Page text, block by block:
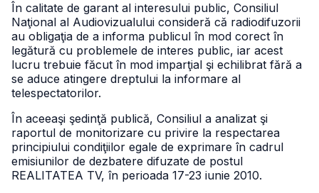
În calitate de garant al interesului public, Consiliul
Naţional al Audiovizualului consideră că radiodifuzorii
au obligaţia de a informa publicul în mod corect în
legătură cu problemele de interes public, iar acest
lucru trebuie făcut în mod imparţial şi echilibrat fără a
se aduce atingere dreptului la informare al
telespectatorilor.
În aceeaşi şedinţă publică, Consiliul a analizat şi
raportul de monitorizare cu privire la respectarea
principiului condiţiilor egale de exprimare în cadrul
emisiunilor de dezbatere difuzate de postul
REALITATEA TV, în perioada 17-23 iunie 2010.